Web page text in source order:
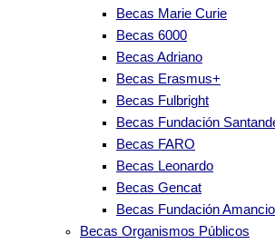
Becas Marie Curie
Becas 6000
Becas Adriano
Becas Erasmus+
Becas Fulbright
Becas Fundación
Becas FARO
Becas Leonardo
Becas Gencat
Becas Fundación
Becas Organismos Públicos